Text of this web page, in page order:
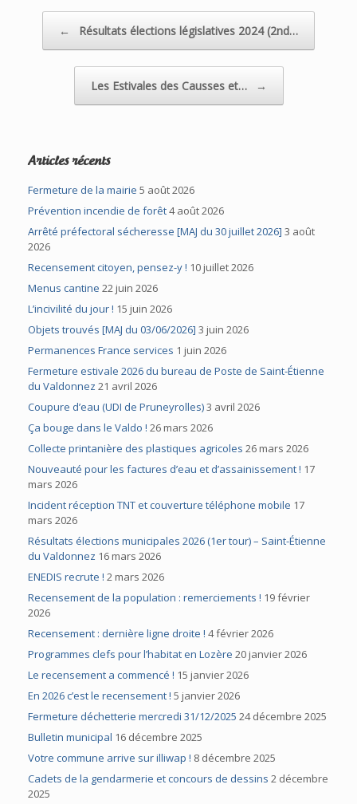
← Résultats élections législatives 2024 (2nd…
Les Estivales des Causses et… →
Articles récents
Fermeture de la mairie 5 août 2026
Prévention incendie de forêt4 août 2026
Arrêté préfectoral sécheresse [MAJ du 30 juillet 2026] 3 août
2026
Recensement citoyen, pensez-y ! 10 juillet 2026
Menus cantine 22 juin 2026
L’incivilité du jour ! 15 juin 2026
Objets trouvés [MAJ du 03/06/2026] 3 juin 2026
Permanences France services 1 juin 2026
Fermeture estivale 2026 du bureau de Poste de Saint-Étienne
du Valdonnez 21 avril 2026
Coupure d’eau (UDI de Pruneyrolles)3 avril 2026
Ça bouge dans le Valdo ! 26 mars 2026
Collecte printanière des plastiques agricoles 26 mars 2026
Nouveauté pour les factures d’eau et d’assainissement ! 17
mars 2026
Incident réception TNT et couverture téléphone mobile 17
mars 2026
Résultats élections municipales 2026 (1er tour) – Saint-Étienne
du Valdonnez 16 mars 2026
ENEDIS recrute ! 2 mars 2026
Recensement de la population : remerciements ! 19 février
2026
Recensement : dernière ligne droite ! 4 février 2026
Programmes clefs pour l’habitat en Lozère 20 janvier 2026
Le recensement a commencé ! 15 janvier 2026
En 2026 c’est le recensement ! 5 janvier 2026
Fermeture déchetterie mercredi 31/12/2025 24 décembre 2025
Bulletin municipal 16 décembre 2025
Votre commune arrive sur illiwap ! 8 décembre 2025
Cadets de la gendarmerie et concours de dessins 2 décembre
2025